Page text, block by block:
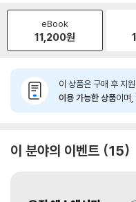
eBook
11,200원
이 상품은 구매 후 지
이용 가능한 상품이며,
이 분야의 이벤트 15